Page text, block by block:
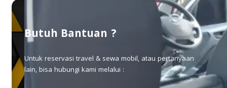
Butuh Bantuan ?
Untuk reservasi travel & sewa mobil, atau pertanyaan
lain, bisa hubungi kami melalui :